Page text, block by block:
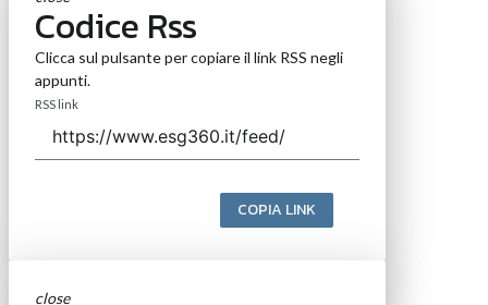
Codice Rss
Clicca sul pulsante per copiare il link RSS negli
appunti.
RSS link
COPIA LINK
close